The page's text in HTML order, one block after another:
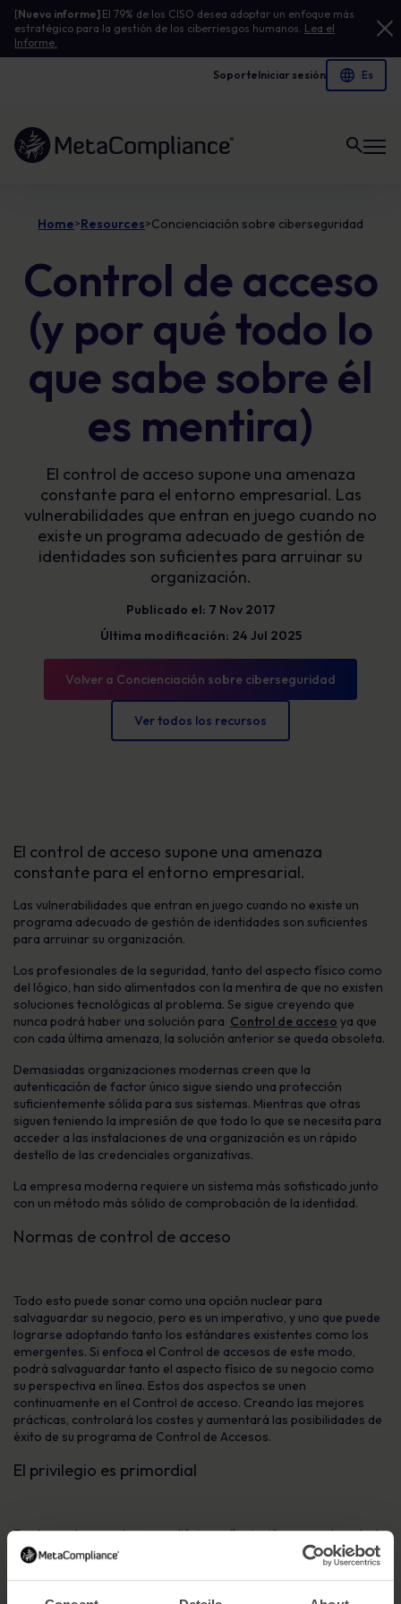
[Nuevo informe] El 79% de los CISO desea adoptar un enfoque más
estratégico para la gestión de los ciberriesgos humanos. Lea el
Informe.
SoporteIniciar sesión
Enlace a la página de inicio
Home>Resources>Concienciación sobre ciberseguridad
Control de acceso
(y por qué todo lo
que sabe sobre él
es mentira)
El control de acceso supone una amenaza
constante para el entorno empresarial. Las
vulnerabilidades que entran en juego cuando no
existe un programa adecuado de gestión de
identidades son suficientes para arruinar su
organización.
Publicado el: 7 Nov 2017
Última modificación: 24 Jul 2025
Volver a Concienciación sobre ciberseguridad
Ver todos los recursos
El control de acceso supone una amenaza
constante para el entorno empresarial.
Las vulnerabilidades que entran en juego cuando no existe un
programa adecuado de gestión de identidades son suficientes
para arruinar su organización.
Los profesionales de la seguridad, tanto del aspecto físico como
del lógico, han sido alimentados con la mentira de que no existen
soluciones tecnológicas al problema. Se sigue creyendo que
nunca podrá haber una solución para Control de acceso ya que
con cada última amenaza, la solución anterior se queda obsoleta.
Demasiadas organizaciones modernas creen que la
autenticación de factor único sigue siendo una protección
suficientemente sólida para sus sistemas. Mientras que otras
siguen teniendo la impresión de que todo lo que se necesita para
acceder a las instalaciones de una organización es un rápido
destello de las credenciales organizativas.
La empresa moderna requiere un sistema más sofisticado junto
con un método más sólido de comprobación de la identidad.
Normas de control de acceso
Todo esto puede sonar como una opción nuclear para
salvaguardar su negocio, pero es un imperativo, y uno que puede
lograrse adoptando tanto los estándares existentes como los
emergentes. Si enfoca el Control de accesos de este modo,
podrá salvaguardar tanto el aspecto físico de su negocio como
su perspectiva en línea. Estos dos aspectos se unen
continuamente en el Control de acceso. Creando las mejores
prácticas, controlará los costes y aumentará las posibilidades de
éxito de su programa de Control de Accesos.
El privilegio es primordial
En el pasado, acceder a un edificio podía significar acceder a toda
la información. Pero la evolución del Control de Acceso significa
que ahora se requieren medidas más estrictas. La gestión de
privilegios debe ser el núcleo de su nuevo sistema de Control de